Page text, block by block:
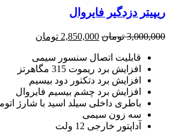
ریپیتر دزدگیر فایروال
3,000,000 تومان قیمت
3,000,000 تومان
بود.
2,850,000 تومان
است.
قابلیت اتصال سنسور سیمی
افزایش برد ریموت 315 مگاهرتز
افزایش برد دتکتور دود بیسیم
افزایش برد چشم بیسیم فایروال
باطری داخلی سیلد اسید با شارژ
سه زون سیمی
آداپتور خارجی 12 ولت